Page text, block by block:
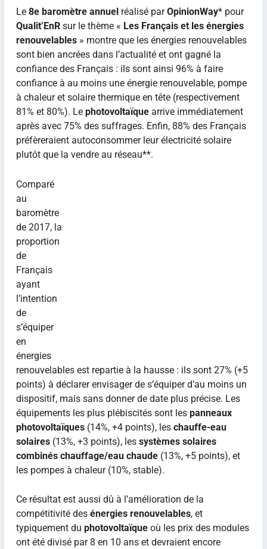
Le 8e baromètre annuelréalisé parOpinionWay* pour
Qualit’EnRsur le thème « Les Français et les énergies
renouvelables» montre que les énergies renouvelables
sont bien ancrées dans l’actualité et ont gagné la
confiance des Français : ils sont ainsi 96% à faire
confiance à au moins une énergie renouvelable, pompe
à chaleur et solaire thermique en tête (respectivement
81% et 80%). Le photovoltaïquearrive immédiatement
après avec 75% des suffrages. Enfin, 88% des Français
préfèreraient autoconsommer leur électricité solaire
plutôt que la vendre au réseau**.
Comparé
au
baromètre
de 2017, la
proportion
de
Français
ayant
l’intention
de
s’équiper
en
énergies
renouvelables est repartie à la hausse : ils sont 27% (+5
points) à déclarer envisager de s’équiper d’au moins un
dispositif, mais sans donner de date plus précise. Les
équipements les plus plébiscités sont les panneaux
photovoltaïques(14%, +4 points), les chauffe-eau
solaires(13%, +3 points), les systèmes solaires
combinés chauffage/eau chaude(13%, +5 points), et
les pompes à chaleur (10%, stable).
Ce résultat est aussi dû à l’amélioration de la
compétitivité des énergies renouvelables, et
typiquement du photovoltaïqueoù les prix des modules
ont été divisé par 8 en 10 ans et devraient encore